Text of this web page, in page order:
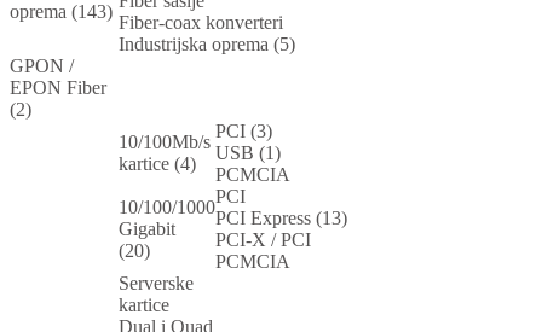
oprema (143)
Fiber-coax konverteri
Industrijska oprema (5)
GPON /
EPON Fiber
(2)
10/100Mb/s
kartice (4)
PCI (3)
USB (1)
PCMCIA
10/100/1000
Gigabit
(20)
PCI
PCI Express (13)
PCI-X / PCI
PCMCIA
Serverske
kartice
Dual i Quad